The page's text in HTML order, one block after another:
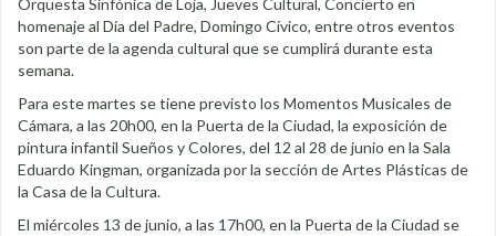
Orquesta Sinfónica de Loja, Jueves Cultural, Concierto en
homenaje al Día del Padre, Domingo Cívico, entre otros eventos
son parte de la agenda cultural que se cumplirá durante esta
semana.
Para este martes se tiene previsto los Momentos Musicales de
Cámara, a las 20h00, en la Puerta de la Ciudad, la exposición de
pintura infantil Sueños y Colores, del 12 al 28 de junio en la Sala
Eduardo Kingman, organizada por la sección de Artes Plásticas de
la Casa de la Cultura.
El miércoles 13 de junio, a las 17h00, en la Puerta de la Ciudad se